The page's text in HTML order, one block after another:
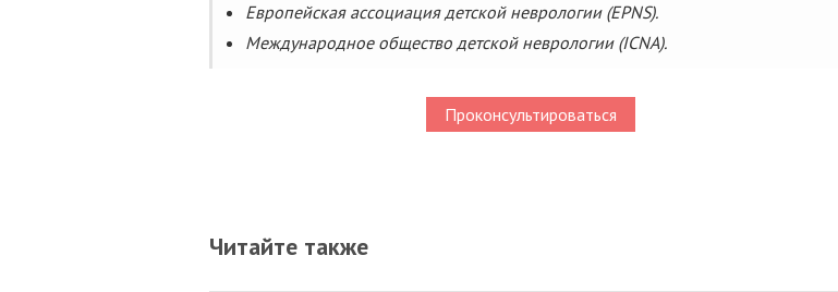
Европейская ассоциация детской неврологии (EPNS).
Международное общество детской неврологии (ICNA).
Проконсультироваться
Читайте также